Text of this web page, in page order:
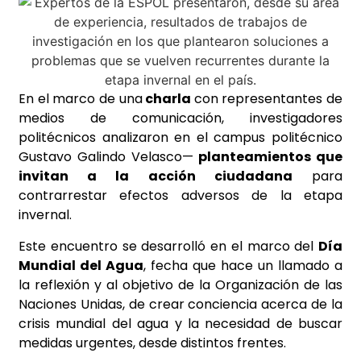
En el marco de unacharla con representantes de
medios de comunicación, investigadores
politécnicos analizaron en el campus politécnico
Gustavo Galindo Velasco— planteamientos que
invitan a la acción ciudadana para
contrarrestar efectos adversos de la etapa
invernal.
Este encuentro se desarrolló en el marco del Día
Mundial del Agua, fecha que hace un llamado a
la reflexión y al objetivo de la Organización de las
Naciones Unidas, de crear conciencia acerca de la
crisis mundial del agua y la necesidad de buscar
medidas urgentes, desde distintos frentes.